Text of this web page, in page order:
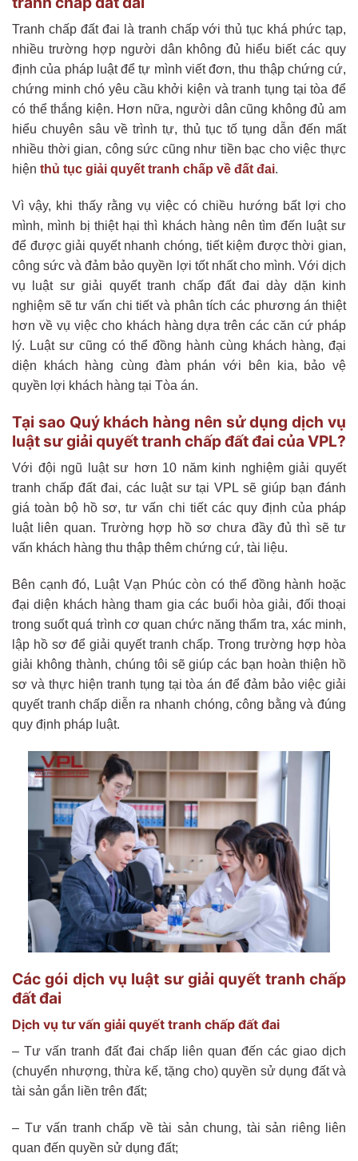
Tranh chấp đất đai là tranh chấp với thủ tục khá phức tạp,
nhiều trường hợp người dân không đủ hiểu biết các quy
định của pháp luật để tự mình viết đơn, thu thập chứng cứ,
chứng minh chó yêu cầu khởi kiện và tranh tụng tại tòa để
có thể thắng kiện. Hơn nữa, người dân cũng không đủ am
hiểu chuyên sâu về trình tự, thủ tục tố tụng dẫn đến mất
nhiều thời gian, công sức cũng như tiền bạc cho việc thực
hiện thủ tục giải quyết tranh chấp về đất đai.
Vì vậy, khi thấy rằng vụ việc có chiều hướng bất lợi cho
mình, mình bị thiệt hại thì khách hàng nên tìm đến luật sư
để được giải quyết nhanh chóng, tiết kiệm được thời gian,
công sức và đảm bảo quyền lợi tốt nhất cho mình. Với dịch
vụ luật sư giải quyết tranh chấp đất đai dày dặn kinh
nghiệm sẽ tư vấn chi tiết và phân tích các phương án thiệt
hơn về vụ việc cho khách hàng dựa trên các căn cứ pháp
lý. Luật sư cũng có thể đồng hành cùng khách hàng, đại
diện khách hàng cùng đàm phán với bên kia, bảo vệ
quyền lợi khách hàng tại Tòa án.
Tại sao Quý khách hàng nên sử dụng dịch vụ
luật sư giải quyết tranh chấp đất đai của VPL?
Với đội ngũ luật sư hơn 10 năm kinh nghiệm giải quyết
tranh chấp đất đai, các luật sư tại VPL sẽ giúp bạn đánh
giá toàn bộ hồ sơ, tư vấn chi tiết các quy định của pháp
luật liên quan. Trường hợp hồ sơ chưa đầy đủ thì sẽ tư
vấn khách hàng thu thập thêm chứng cứ, tài liệu.
Bên cạnh đó, Luật Vạn Phúc còn có thể đồng hành hoặc
đại diện khách hàng tham gia các buổi hòa giải, đối thoại
trong suốt quá trình cơ quan chức năng thẩm tra, xác minh,
lập hồ sơ để giải quyết tranh chấp. Trong trường hợp hòa
giải không thành, chúng tôi sẽ giúp các bạn hoàn thiện hồ
sơ và thực hiện tranh tụng tại tòa án để đảm bảo việc giải
quyết tranh chấp diễn ra nhanh chóng, công bằng và đúng
quy định pháp luật.
Các gói dịch vụ luật sư giải quyết tranh chấp
đất đai
Dịch vụ tư vấn giải quyết tranh chấp đất đai
– Tư vấn tranh đất đai chấp liên quan đến các giao dịch
(chuyển nhượng, thừa kế, tặng cho) quyền sử dụng đất và
tài sản gắn liền trên đất;
– Tư vấn tranh chấp về tài sản chung, tài sản riêng liên
quan đến quyền sử dụng đất;